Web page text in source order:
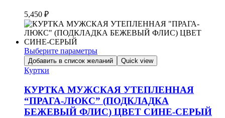
на
странице
товара.
5,450 ₽
Выберите параметры
Этот
товар
имеет
несколько
вариаций.
Опции
можно
Добавить в список желаний Quick view
Куртки
КУРТКА МУЖСКАЯ УТЕПЛЕННАЯ
“ПРАГА-ЛЮКС” (ПОДКЛАДКА
БЕЖЕВЫЙ ФЛИС) ЦВЕТ СИНЕ-СЕРЫЙ